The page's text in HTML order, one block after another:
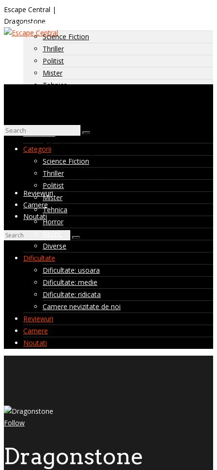
Escape Central |
Dragonstone
Categorii
Science Fiction
Thriller
Politist
Mister
Tehnica
Dificultate
Dificultate: usoara
Dificultate: medie
Dificultate: ridicata
Camere nevizitate de noi
Reviewuri
Camere
Noutati
Categorii
Science Fiction
Thriller
Politist
Mister
Tehnica
Horror
Diverse
Dificultate
Dificultate: usoara
Dificultate: medie
Dificultate: ridicata
Camere nevizitate de noi
Reviewuri
Camere
Noutati
Follow
Dragonstone